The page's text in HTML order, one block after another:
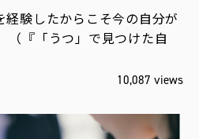
経験したからこそ今の自分が
（『「うつ」で見つけた自
10,087 views